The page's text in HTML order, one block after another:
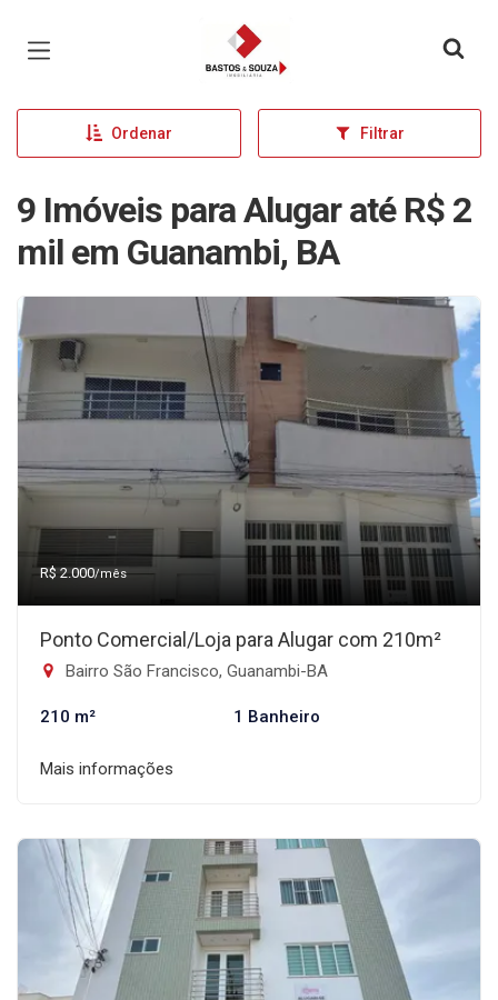
Página inicial
Ordenar Filtrar
9 Imóveis para Alugar até R$ 2
mil em Guanambi, BA
R$ 2.000/mês
Ponto Comercial/Loja para Alugar com 210m²
Bairro São Francisco, Guanambi-BA
210 m² 1 Banheiro
Mais informações